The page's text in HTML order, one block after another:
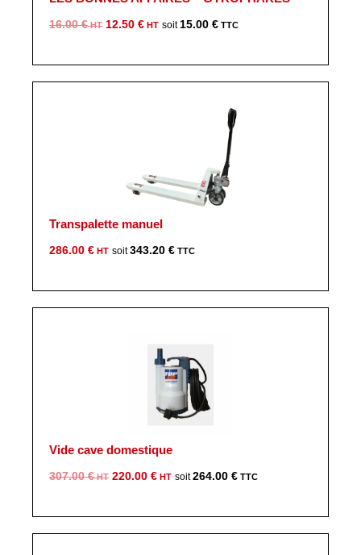
16.00€
Le
initial
était :
12.50 €
Le
actuel
est :
15.00 €
Transpalette manuel
286.00 € 343.20 €
Vide cave domestique
307.00€
Le
initial
était :
220.00 €
Le
actuel
est :
264.00 €